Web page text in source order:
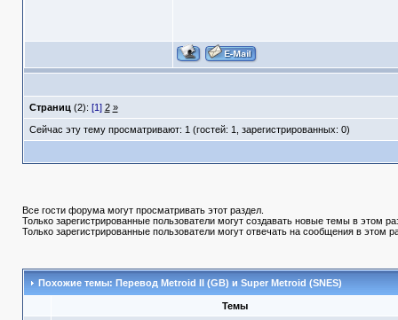
Страниц (2): [1] 2 »
Сейчас эту тему просматривают: 1 (гостей: 1, зарегистрированных: 0)
Все гости форума могут просматривать этот раздел.
Только зарегистрированные пользователи могут создавать новые темы в этом
Только зарегистрированные пользователи могут отвечать на сообщения в этом
Похожие темы: Перевод Metroid II (GB) и Super Metroid (SNES)
Темы